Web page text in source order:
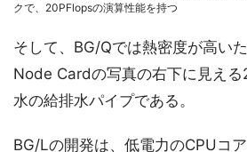
クで、20PFlopsの演算性能を持つ
そして、BG/Qでは熱密度が高い
Node Cardの写真の右下に見える
水の給排水パイプである。
BG/Lの開発は、低電力のCPUコ